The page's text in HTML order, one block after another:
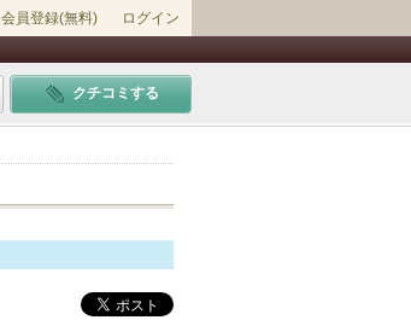
会員登録(無料) ログイン
クチコミする